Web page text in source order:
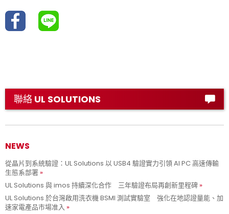
聯絡 UL SOLUTIONS
NEWS
從晶片到系統驗證：UL Solutions 以 USB4 驗證實力引領 AI PC 高速傳輸
生態系部署
UL Solutions 與 imos 持續深化合作 三年驗證布局再創新里程碑
UL Solutions 於台灣啟用洗衣機 BSMI 測試實驗室 強化在地認證量能、加
速家電產品市場准入